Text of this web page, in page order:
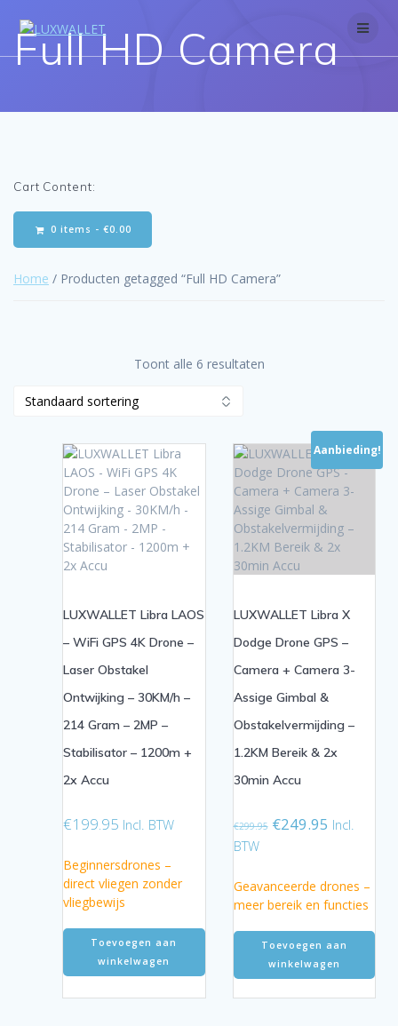
content
Full HD Camera
Cart Content:
0 items - €0.00
Home / Producten getagged “Full HD Camera”
Toont alle 6 resultaten
LUXWALLET Libra LAOS
– WiFi GPS 4K Drone –
Laser Obstakel
Ontwijking – 30KM/h –
214 Gram – 2MP –
Stabilisator – 1200m +
2x Accu
€199.95 Incl. BTW
Beginnersdrones –
direct vliegen zonder
vliegbewijs
Toevoegen aan
winkelwagen
Aanbieding!
LUXWALLET Libra X
Dodge Drone GPS –
Camera + Camera 3-
Assige Gimbal &
Obstakelvermijding –
1.2KM Bereik & 2x
30min Accu
€299.95 Oorspronkelijke
€299.95.
€249.95 Huidige
€249.95.
Incl.
BTW
Geavanceerde drones –
meer bereik en functies
Toevoegen aan
winkelwagen